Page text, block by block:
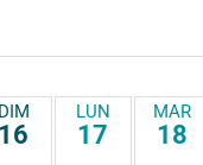
DIM
16
LUN
17
MAR
18